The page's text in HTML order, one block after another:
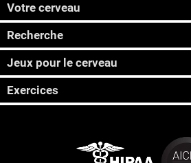
Votre cerveau
Recherche
Jeux pour le cerveau
Exercices